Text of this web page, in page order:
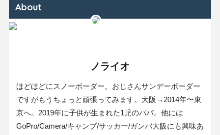
About
ノライオ
ほどほどにスノーボーダー。おじさんサンデーボーダー
ですがもうちょっと頑張ってみます。大阪→2014年〜東
京へ。2019年に子供が生まれた1児のパパ。他には
GoPro/Camera/キャンプ/サッカー/ガンバ大阪にも興味あ